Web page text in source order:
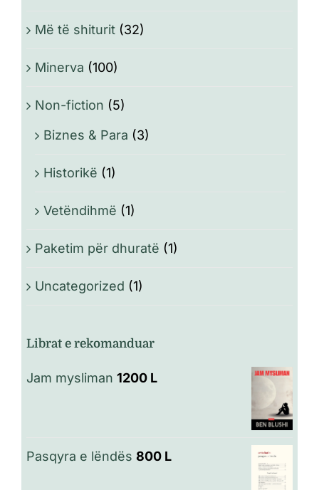
Më të shiturit (32)
Minerva (100)
Non-fiction (5)
Biznes & Para (3)
Historikë (1)
Vetëndihmë (1)
Paketim për dhuratë (1)
Uncategorized (1)
Librat e rekomanduar
Jam mysliman 1200 L
Pasqyra e lëndës 800 L